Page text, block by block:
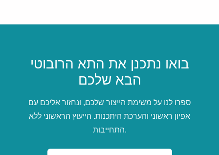
בואו נתכנן את התא הרובוטי
הבא שלכם
ספרו לנו על משימת הייצור שלכם, ונחזור אליכם עם
אפיון ראשוני והערכת היתכנות. הייעוץ הראשוני ללא
התחייבות.